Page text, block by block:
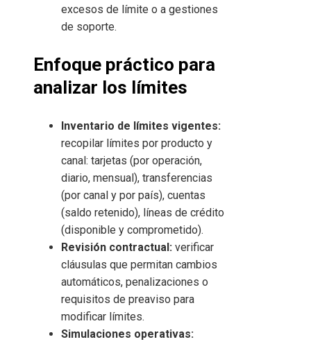
excesos de límite o a gestiones
de soporte.
Enfoque práctico para
analizar los límites
Inventario de límites vigentes:
recopilar límites por producto y
canal: tarjetas (por operación,
diario, mensual), transferencias
(por canal y por país), cuentas
(saldo retenido), líneas de crédito
(disponible y comprometido).
Revisión contractual: verificar
cláusulas que permitan cambios
automáticos, penalizaciones o
requisitos de preaviso para
modificar límites.
Simulaciones operativas: